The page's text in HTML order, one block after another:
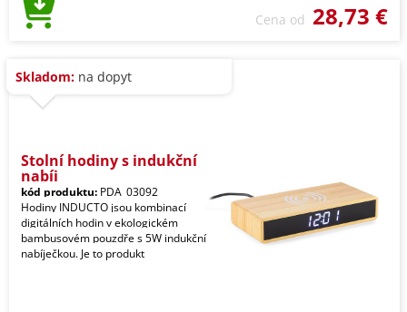
Cena od 28,73 €
Skladom: na dopyt
Stolní hodiny s indukční
nabíj
kód produktu: PDA_03092
Hodiny INDUCTO jsou kombinací
digitálních hodin v ekologickém
bambusovém pouzdře s 5W indukční
nabíječkou. Je to produkt